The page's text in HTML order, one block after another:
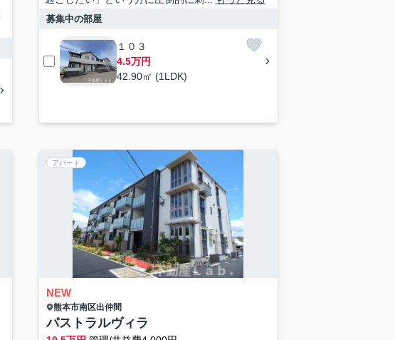
募集中の部屋
１０３
4.5万円
42.90㎡ (1LDK)
アパート
NEW
熊本市南区出仲間
パストラルヴィラ